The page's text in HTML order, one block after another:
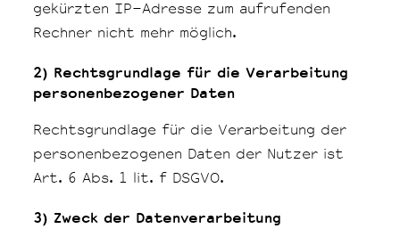
gekürzten IP-Adresse zum aufrufenden
Rechner nicht mehr möglich.
2) Rechtsgrundlage für die Verarbeitung
personenbezogener Daten
Rechtsgrundlage für die Verarbeitung der
personenbezogenen Daten der Nutzer ist
Art. 6 Abs. 1 lit. f DSGVO.
3) Zweck der Datenverarbeitung